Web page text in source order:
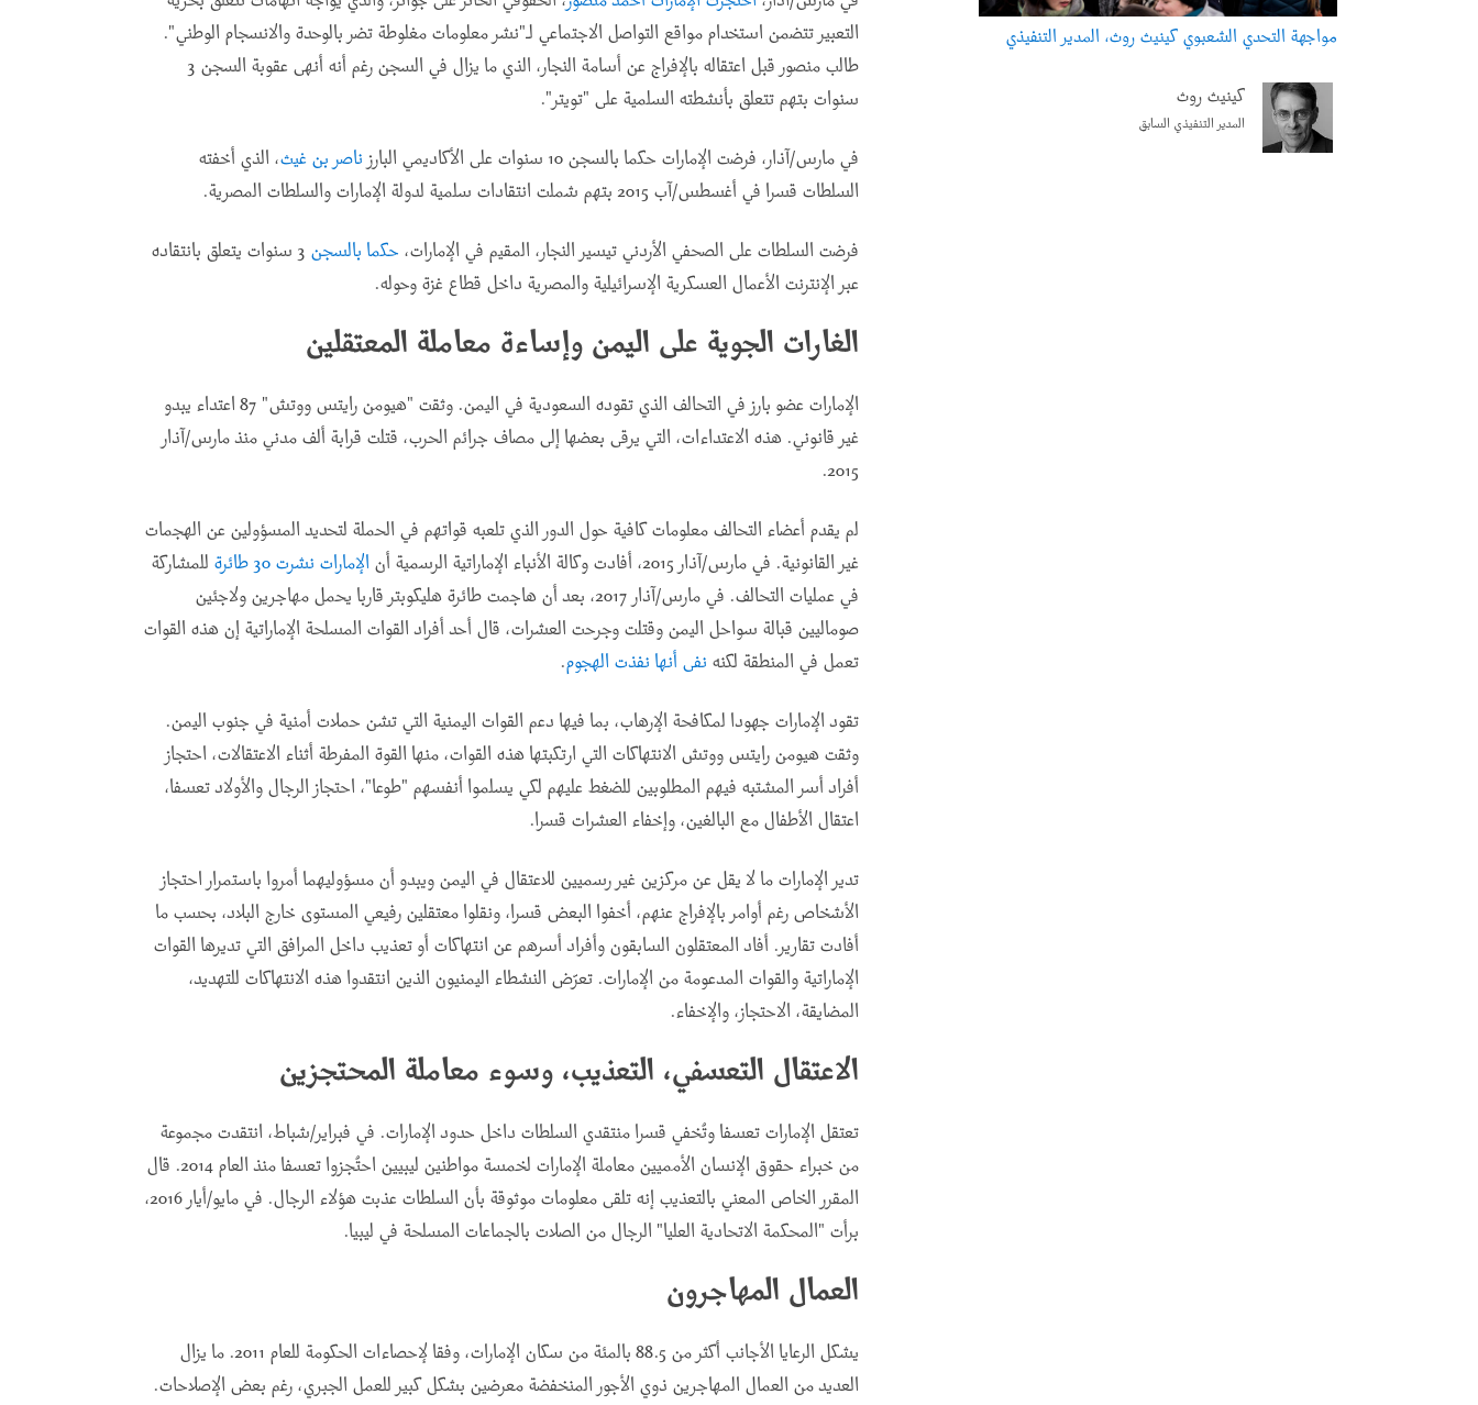
مواجهة التحدي الشعبوي كينيث روث، المدير التنفيذي
كينيث روث
المدير التنفيذي السابق
التعبير تتضمن استخدام مواقع التواصل الاجتماعي لـ"نشر معلومات مغلوطة تضر بالوحدة والانسجام الوطني".
طالب منصور قبل اعتقاله بالإفراج عن أسامة النجار، الذي ما يزال في السجن رغم أنه أنهى عقوبة السجن 3
سنوات بتهم تتعلق بأنشطته السلمية على "تويتر".
في مارس/آذار، فرضت الإمارات حكما بالسجن 10 سنوات على الأكاديمي البارز
ناصر بن غيث، الذي أخفته
السلطات قسرا في أغسطس/آب 2015 بتهم شملت انتقادات سلمية لدولة الإمارات والسلطات المصرية
.
فرضت السلطات على الصحفي الأردني تيسير النجار، المقيم في الإمارات،حكما بالسجن 3 سنوات يتعلق بانتقاده
عبر الإنترنت الأعمال العسكرية الإسرائيلية والمصرية داخل قطاع غزة وحوله.
الغارات الجوية على اليمن وإساءة معاملة المعتقلين
الإمارات عضو بارز في التحالف الذي تقوده السعودية في اليمن. وثقت "هيومن رايتس ووتش" 87 اعتداء يبدو
غير قانوني. هذه الاعتداءات، التي يرقى بعضها إلى مصاف جرائم الحرب، قتلت قرابة ألف مدني منذ مارس/آذار
2015
.
لم يقدم أعضاء التحالف معلومات كافية حول الدور الذي تلعبه قواتهم في الحملة لتحديد المسؤولين عن الهجمات
غير القانونية. في مارس/آذار 2015، أفادت وكالة الأنباء الإماراتية الرسمية أن
الإمارات نشرت 30 طائرة
للمشاركة
في عمليات التحالف. في مارس/آذار 2017، بعد أن هاجمت طائرة هليكوبتر قاربا يحمل مهاجرين ولاجئين
صوماليين قبالة سواحل اليمن وقتلت وجرحت العشرات، قال أحد أفراد القوات المسلحة الإماراتية إن هذه القوات
تعمل في المنطقة لكنهنفى أنها نفذت الهجوم.
تقود الإمارات جهودا لمكافحة الإرهاب، بما فيها دعم القوات اليمنية التي تشن حملات أمنية في جنوب اليمن.
وثقت هيومن رايتس ووتش الانتهاكات التي ارتكبتها هذه القوات، منها القوة المفرطة أثناء الاعتقالات، احتجاز
أفراد أسر المشتبه فيهم المطلوبين للضغط عليهم لكي يسلموا أنفسهم "طوعا"، احتجاز الرجال والأولاد تعسفا،
اعتقال الأطفال مع البالغين، وإخفاء العشرات قسرا.
تدير الإمارات ما لا يقل عن مركزين غير رسميين للاعتقال في اليمن ويبدو أن مسؤوليهما أمروا باستمرار احتجاز
الأشخاص رغم أوامر بالإفراج عنهم، أخفوا البعض قسرا، ونقلوا معتقلين رفيعي المستوى خارج البلاد، بحسب ما
أفادت تقارير. أفاد المعتقلون السابقون وأفراد أسرهم عن انتهاكات أو تعذيب داخل المرافق التي تديرها القوات
الإماراتية والقوات المدعومة من الإمارات. تعرّض النشطاء اليمنيون الذين انتقدوا هذه الانتهاكات للتهديد،
المضايقة، الاحتجاز، والإخفاء.
الاعتقال التعسفي،التعذيب، وسوء معاملة المحتجزين
تعتقل الإمارات تعسفا وتُخفي قسرا منتقدي السلطات داخل حدود الإمارات. في فبراير/شباط، انتقدت مجموعة
من خبراء حقوق الإنسان الأمميين معاملة الإمارات لخمسة مواطنين ليبيين احتُجزوا تعسفا منذ العام 2014. قال
المقرر الخاص المعني بالتعذيب إنه تلقى معلومات موثوقة بأن السلطات عذبت هؤلاء الرجال. في مايو/أيار 2016،
برأت "المحكمة الاتحادية العليا" الرجال من الصلات بالجماعات المسلحة في ليبيا.
العمال المهاجرون
يشكل الرعايا الأجانب أكثر من 88.5 بالمئة من سكان الإمارات، وفقا لإحصاءات الحكومة للعام 2011. ما يزال
العديد من العمال المهاجرين ذوي الأجور المنخفضة معرضين بشكل كبير للعمل الجبري، رغم بعض الإصلاحات.